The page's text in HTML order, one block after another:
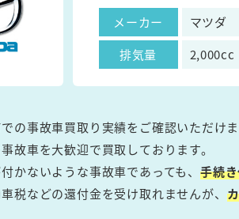
メーカー マツダ
排気量
2,000cc
の事故車買取り実績をご確認いただけま
故車を大歓迎で買取しております。
かないような事故車であっても、 手続
税などの還付金を受け取れませんが、